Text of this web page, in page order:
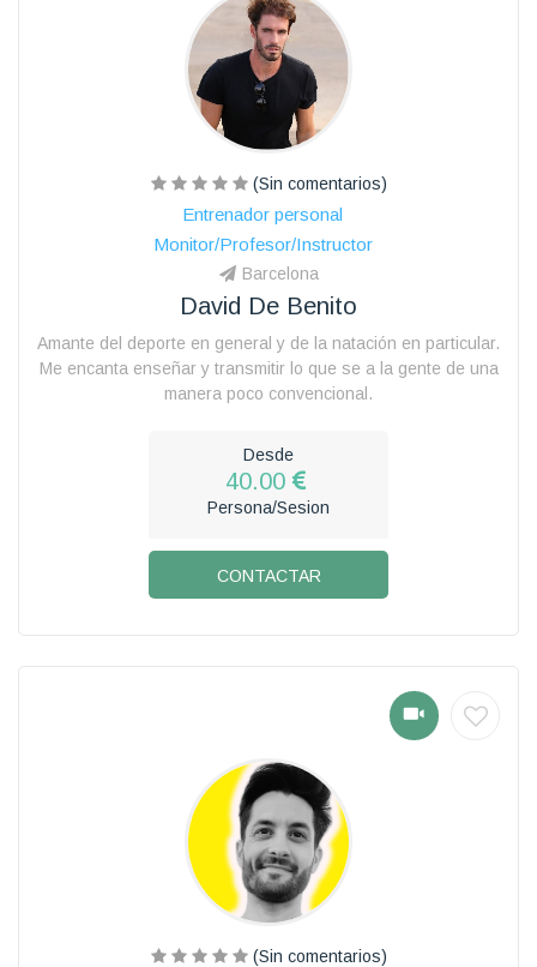
(Sin comentarios)
Entrenador personal
Monitor/Profesor/Instructor
Barcelona
David De Benito
Amante del deporte en general y de la natación en particular.
Me encanta enseñar y transmitir lo que se a la gente de una
manera poco convencional.
Desde
40.00
Persona/Sesion
CONTACTAR
(Sin comentarios)